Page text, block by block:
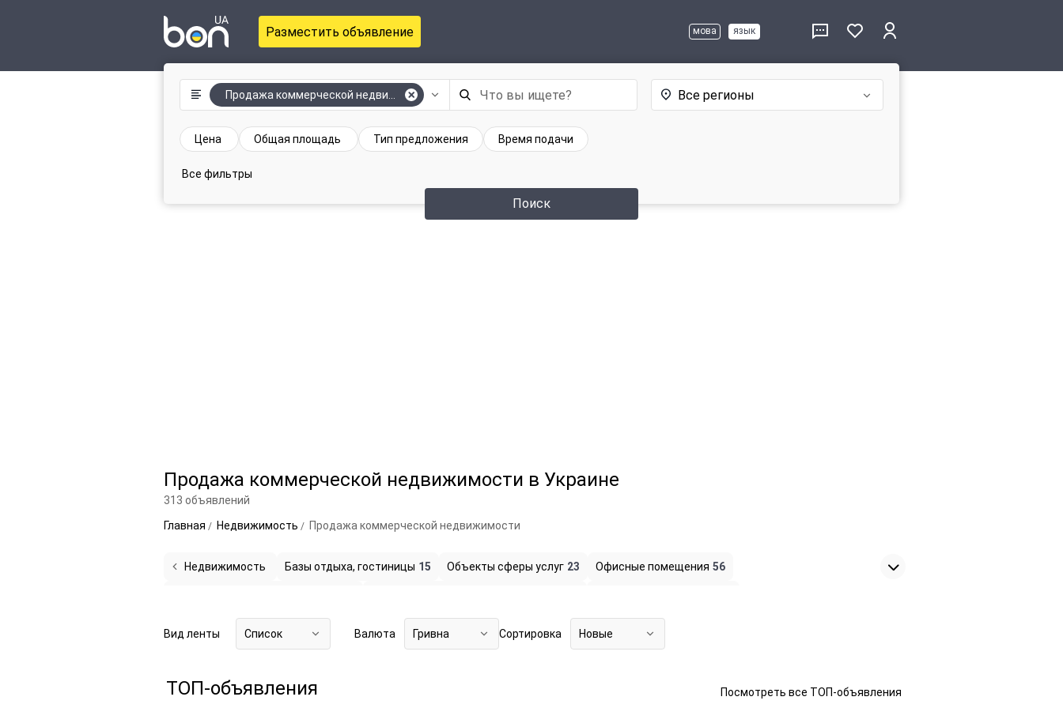
Разместить объявление мова язык
Продажа коммерческой недвижимости Все регионы
Поиск
Цена Общая площадь Тип предложения Время подачи
Все фильтры
Продажа коммерческой недвижимости в Украине
313 объявлений
Главная
Недвижимость Продажа коммерческой недвижимости
Недвижимость Базы отдыха, гостиницы 15 Объекты сферы услуг 23 Офисные помещения 56
Торговые помещения
Вид ленты
Список Валюта Гривна Сортировка Новые
ТОП-объявления Посмотреть все ТОП-объявления